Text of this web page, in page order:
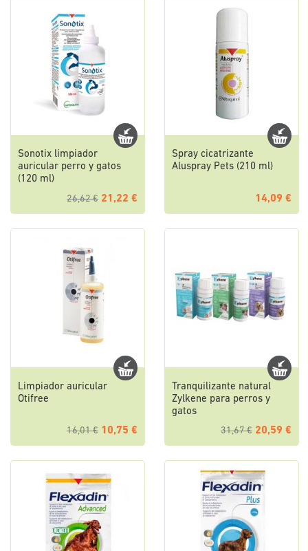
Sonotix limpiador
auricular perro y gatos
(120 ml)
26,62 € 21,22 €
Spray cicatrizante
Aluspray Pets (210 ml)
14,09 €
Limpiador auricular
Otifree
16,01 € 10,75 €
Tranquilizante natural
Zylkene para perros y
gatos
31,67 € 20,59 €